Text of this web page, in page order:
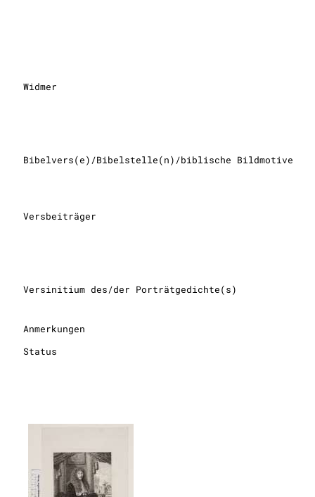
Widmer
Bibelvers(e)/Bibelstelle(n)/biblische Bildmotive
Versbeiträger
Versinitium des/der Porträtgedichte(s)
Anmerkungen
Status